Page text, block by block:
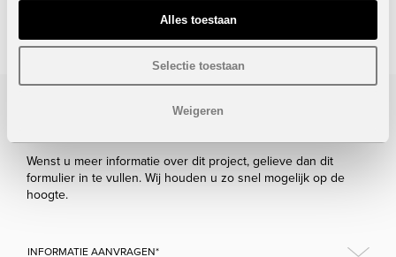
Alles toestaan
Selectie toestaan
Weigeren
STUUR NAAR EEN VRIEND
Bezoek/infoaanvraag
Wenst u meer informatie over dit project, gelieve dan dit
formulier in te vullen. Wij houden u zo snel mogelijk op de
hoogte.